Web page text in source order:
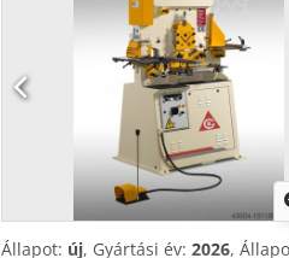
Állapot: új, Gyártási év: 2026,